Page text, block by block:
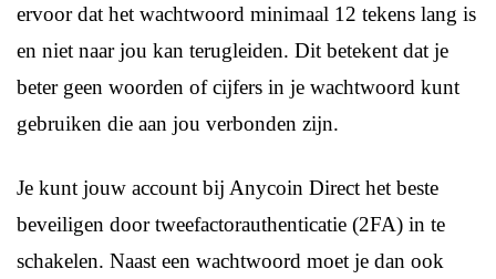
ervoor dat het wachtwoord minimaal 12 tekens lang is
en niet naar jou kan terugleiden. Dit betekent dat je
beter geen woorden of cijfers in je wachtwoord kunt
gebruiken die aan jou verbonden zijn.
Je kunt jouw account bij Anycoin Direct het beste
beveiligen door tweefactorauthenticatie (2FA) in te
schakelen. Naast een wachtwoord moet je dan ook